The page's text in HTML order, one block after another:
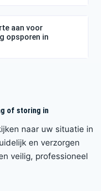
aan voor
opsporen in
of storing in
naar uw situatie in
en verzorgen
veilig, professioneel